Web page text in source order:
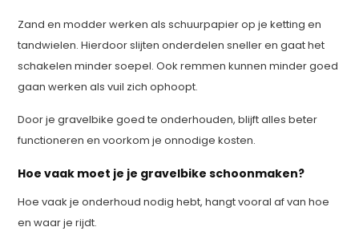
Zand en modder werken als schuurpapier op je ketting en
tandwielen. Hierdoor slijten onderdelen sneller en gaat het
schakelen minder soepel. Ook remmen kunnen minder goed
gaan werken als vuil zich ophoopt.
Door je gravelbike goed te onderhouden, blijft alles beter
functioneren en voorkom je onnodige kosten.
Hoe vaak moet je je gravelbike schoonmaken?
Hoe vaak je onderhoud nodig hebt, hangt vooral af van hoe
en waar je rijdt.